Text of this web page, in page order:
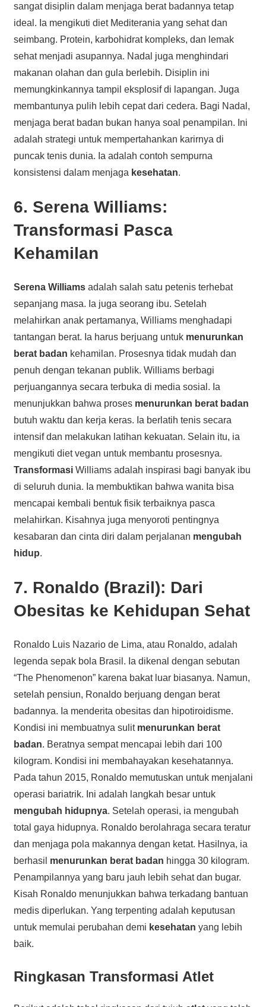
sangat disiplin dalam menjaga berat badannya tetap
ideal. Ia mengikuti diet Mediterania yang sehat dan
seimbang. Protein, karbohidrat kompleks, dan lemak
sehat menjadi asupannya. Nadal juga menghindari
makanan olahan dan gula berlebih. Disiplin ini
memungkinkannya tampil eksplosif di lapangan. Juga
membantunya pulih lebih cepat dari cedera. Bagi Nadal,
menjaga berat badan bukan hanya soal penampilan. Ini
adalah strategi untuk mempertahankan karirnya di
puncak tenis dunia. Ia adalah contoh sempurna
konsistensi dalam menjaga kesehatan.
6. Serena Williams:
Transformasi Pasca
Kehamilan
Serena Williamsadalah salah satu petenis terhebat
sepanjang masa. Ia juga seorang ibu. Setelah
melahirkan anak pertamanya, Williams menghadapi
tantangan berat. Ia harus berjuang untuk menurunkan
berat badan kehamilan. Prosesnya tidak mudah dan
penuh dengan tekanan publik. Williams berbagi
perjuangannya secara terbuka di media sosial. Ia
menunjukkan bahwa proses menurunkan berat badan
butuh waktu dan kerja keras. Ia berlatih tenis secara
intensif dan melakukan latihan kekuatan. Selain itu, ia
mengikuti diet vegan untuk membantu prosesnya.
TransformasiWilliams adalah inspirasi bagi banyak ibu
di seluruh dunia. Ia membuktikan bahwa wanita bisa
mencapai kembali bentuk fisik terbaiknya pasca
melahirkan. Kisahnya juga menyoroti pentingnya
kesabaran dan cinta diri dalam perjalanan mengubah
hidup.
7. Ronaldo (Brazil): Dari
Obesitas ke Kehidupan Sehat
Ronaldo Luis Nazario de Lima, atau Ronaldo, adalah
legenda sepak bola Brasil. Ia dikenal dengan sebutan
“The Phenomenon” karena bakat luar biasanya. Namun,
setelah pensiun, Ronaldo berjuang dengan berat
badannya. Ia menderita obesitas dan hipotiroidisme.
Kondisi ini membuatnya sulit menurunkan berat
badan. Beratnya sempat mencapai lebih dari 100
kilogram. Kondisi ini membahayakan kesehatannya.
Pada tahun 2015, Ronaldo memutuskan untuk menjalani
operasi bariatrik. Ini adalah langkah besar untuk
mengubah hidupnya. Setelah operasi, ia mengubah
total gaya hidupnya. Ronaldo berolahraga secara teratur
dan menjaga pola makannya dengan ketat. Hasilnya, ia
berhasil menurunkan berat badan hingga 30 kilogram.
Penampilannya yang baru jauh lebih sehat dan bugar.
Kisah Ronaldo menunjukkan bahwa terkadang bantuan
medis diperlukan. Yang terpenting adalah keputusan
untuk memulai perubahan demi kesehatan yang lebih
baik.
Ringkasan Transformasi Atlet